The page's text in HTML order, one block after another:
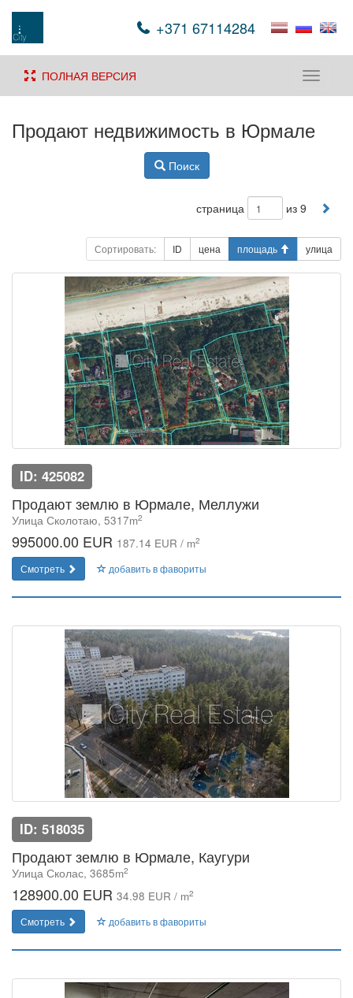
+371 67114284
Toggle
ПОЛНАЯ ВЕРСИЯ
Продают недвижимость в Юрмале
Поиск
страница из 9
Сортировать: ID цена площадь улица
ID: 425082
Продают землю в Юрмале, Меллужи
Улица Сколотаю, 5317m2
995000.00 EUR 187.14 EUR / m2
Смотреть добавить в фавориты
ID: 518035
Продают землю в Юрмале, Каугури
Улица Сколас, 3685m2
128900.00 EUR 34.98 EUR / m2
Смотреть добавить в фавориты